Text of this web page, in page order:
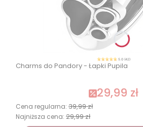
5.0 (42)
Charms do Pandory - Łapki Pupila
29,99 zł
Cena regularna: 39,99 zł
Najniższa cena: 29,99 zł